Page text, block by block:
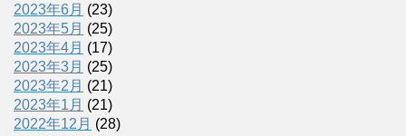
2023年6月 (23)
2023年5月 (25)
2023年4月 (17)
2023年3月 (25)
2023年2月 (21)
2023年1月 (21)
2022年12月 (28)